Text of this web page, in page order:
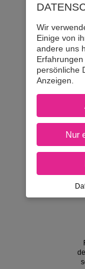
Wir
Einige von
andere uns
persönliche
Anzeigen.
Nur